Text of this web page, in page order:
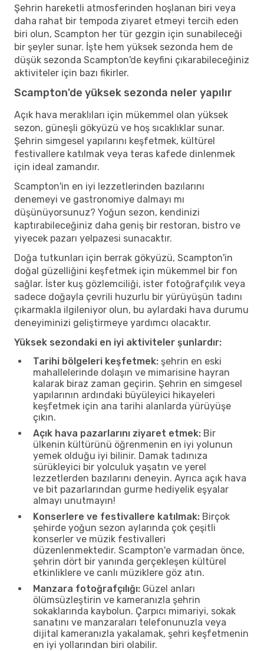
Şehrin hareketli atmosferinden hoşlanan biri veya
daha rahat bir tempoda ziyaret etmeyi tercih eden
biri olun, Scampton her tür gezgin için sunabileceği
bir şeyler sunar. İşte hem yüksek sezonda hem de
düşük sezonda Scampton'de keyfini çıkarabileceğiniz
aktiviteler için bazı fikirler.
Scampton'de yüksek sezonda neler yapılır
Açık hava meraklıları için mükemmel olan yüksek
sezon, güneşli gökyüzü ve hoş sıcaklıklar sunar.
Şehrin simgesel yapılarını keşfetmek, kültürel
festivallere katılmak veya teras kafede dinlenmek
için ideal zamandır.
Scampton'in en iyi lezzetlerinden bazılarını
denemeyi ve gastronomiye dalmayı mı
düşünüyorsunuz? Yoğun sezon, kendinizi
kaptırabileceğiniz daha geniş bir restoran, bistro ve
yiyecek pazarı yelpazesi sunacaktır.
Doğa tutkunları için berrak gökyüzü, Scampton'in
doğal güzelliğini keşfetmek için mükemmel bir fon
sağlar. İster kuş gözlemciliği, ister fotoğrafçılık veya
sadece doğayla çevrili huzurlu bir yürüyüşün tadını
çıkarmakla ilgileniyor olun, bu aylardaki hava durumu
deneyiminizi geliştirmeye yardımcı olacaktır.
Yüksek sezondaki en iyi aktiviteler şunlardır:
Tarihi bölgeleri keşfetmek: şehrin en eski
mahallelerinde dolaşın ve mimarisine hayran
kalarak biraz zaman geçirin. Şehrin en simgesel
yapılarının ardındaki büyüleyici hikayeleri
keşfetmek için ana tarihi alanlarda yürüyüşe
çıkın.
Açık hava pazarlarını ziyaret etmek: Bir
ülkenin kültürünü öğrenmenin en iyi yolunun
yemek olduğu iyi bilinir. Damak tadınıza
sürükleyici bir yolculuk yaşatın ve yerel
lezzetlerden bazılarını deneyin. Ayrıca açık hava
ve bit pazarlarından gurme hediyelik eşyalar
almayı unutmayın!
Konserlere ve festivallere katılmak: Birçok
şehirde yoğun sezon aylarında çok çeşitli
konserler ve müzik festivalleri
düzenlenmektedir. Scampton'e varmadan önce,
şehrin dört bir yanında gerçekleşen kültürel
etkinliklere ve canlı müziklere göz atın.
Manzara fotoğrafçılığı: Güzel anları
ölümsüzleştirin ve kameranızla şehrin
sokaklarında kaybolun. Çarpıcı mimariyi, sokak
sanatını ve manzaraları telefonunuzla veya
dijital kameranızla yakalamak, şehri keşfetmenin
en iyi yollarından biri olabilir.